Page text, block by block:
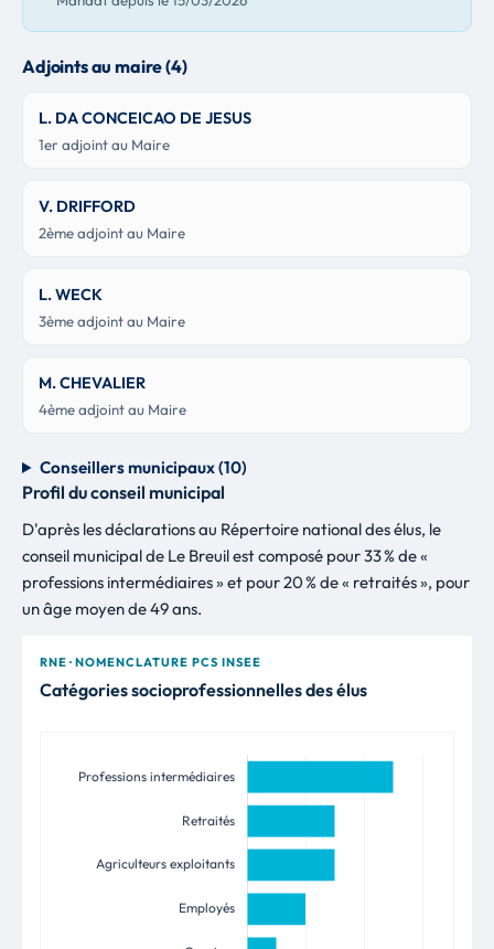
Adjoints au maire (4)
L. DA CONCEICAO DE JESUS
1er adjoint au Maire
V. DRIFFORD
2ème adjoint au Maire
L. WECK
3ème adjoint au Maire
M. CHEVALIER
4ème adjoint au Maire
Conseillers municipaux (10)
Profil du conseil municipal
D'après les déclarations au Répertoire national des élus, le
conseil municipal de Le Breuil est composé pour 33 % de «
professions intermédiaires » et pour 20 % de « retraités », pour
un âge moyen de 49 ans.
RNE · NOMENCLATURE PCS INSEE
Catégories socioprofessionnelles des élus